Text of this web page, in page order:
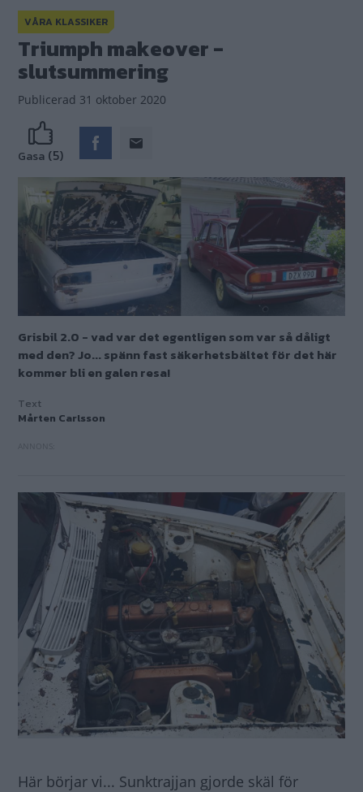
VÅRA KLASSIKER
Triumph makeover -
slutsummering
Publicerad 31 oktober 2020
Gasa (5)
Grisbil 2.0 - vad var det egentligen som var så dåligt
med den? Jo... spänn fast säkerhetsbältet för det här
kommer bli en galen resa!
Text
Mårten Carlsson
Här börjar vi... Sunktrajjan gjorde skäl för